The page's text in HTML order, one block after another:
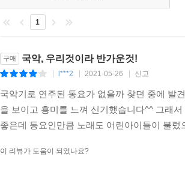
1
구매 국악, 우리것이라 반가운것!
l***2 2021-05-26 신고
국악기로 연주된 동요가 없을까 찾던 중에 발
을 보이고 흥미를 느껴 신기했습니다^^ 그래
좋은데 동요인만큼 노래도 어린아이들이 불
이 리뷰가 도움이 되었나요?